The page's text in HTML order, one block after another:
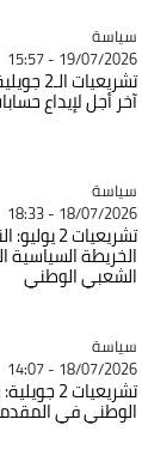
Catégorie
سياسة
19/07/2026 - 15:57
آخر أجل لإيداع
Catégorie
سياسة
18/07/2026 - 18:33
تشريعيات 2
الخريطة السياسية
الشعبي الوطني
Catégorie
سياسة
18/07/2026 - 14:07
تشريعيات 2
الوطني في المقدمة بـ91